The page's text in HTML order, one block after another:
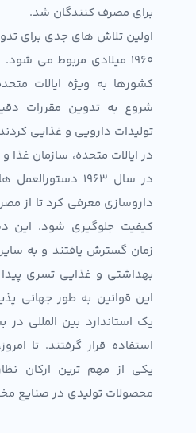
برای مصرف کنندگان شد.
1960 میلادی مربوط می
کشورها به ویژه ایالات
شروع به تدوین مقررات
تولیدات دارویی و غذایی
داروسازی معرفی کرد تا از
کیفیت جلوگیری شود. این
زمان گسترش یافتند و به
بهداشتی و غذایی تسری
این قوانین به طور جهانی
یک استاندارد بین المللی در
یکی از مهم ترین ارکان
محصولات تولیدی در صنایع